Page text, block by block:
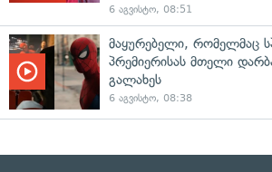
6 აგვისტო, 08:51
მაყურებელი, რომელმაც
პრემიერისას მთელი
გალახეს
6 აგვისტო, 08:38